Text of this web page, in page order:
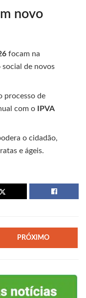
novo
focam na
de novos
processo de
com o IPVA
o cidadão,
e ágeis.
PRÓXIMO